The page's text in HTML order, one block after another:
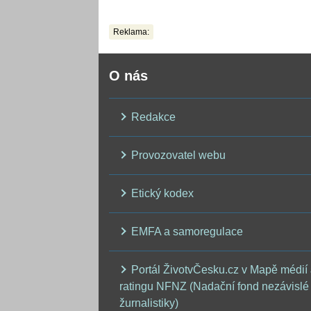
Reklama:
O nás
Redakce
Provozovatel webu
Etický kodex
EMFA a samoregulace
Portál ŽivotvČesku.cz v Mapě médií
ratingu NFNZ (Nadační fond nezávislé
žurnalistiky)